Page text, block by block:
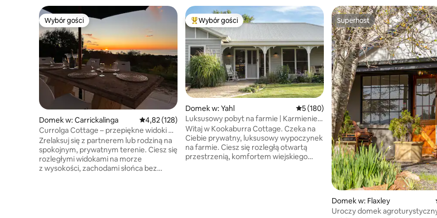
Wybór gości
Wybór gości
Domek w: Carrickalinga Średnia ocena: 4,82 na 5, liczba recenzji: 128
4,82 (128)
Currolga Cottage – przepiękne widoki na
morze, wypoczynek nad brzegiem
Zrelaksuj się z partnerem lub rodziną na
spokojnym, prywatnym terenie. Ciesz się
rozległymi widokami na morze
z wysokości, zachodami słońca bez
Najpopularniejsze z kategorii Wybór gości
Wybór gości
Domek w: Yahl Średnia ocena: 5 na 5, liczba recenzji: 180
5 (180)
Luksusowy pobyt na farmie | Karmienie
alpak, owiec i kucyków
Witaj w Kookaburra Cottage. Czeka na
Ciebie prywatny, luksusowy wypoczynek
na farmie. Ciesz się rozległą otwartą
przestrzenią, komfortem wiejskiego
Superhost
Superhost
Domek w: Flaxley
Uroczy domek